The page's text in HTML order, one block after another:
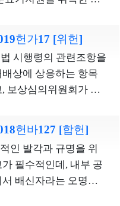
등원칙에 위반되지 않
공자등을 부양한 사
범위에서 제외하는 것
상호간의 희생분담 등
히 불합리한 차별이
하게 입양된 사후양자
력에서 차이가 없고,
두가 봉제사와 묘소
의 공헌과 희생을 기
토지사용의 대가로서
있다.
헌가17 [위헌]
시행령의 관련조항을
상에 상응하는 항목
보상심의위원회가 보
도 발견되지 아니한다.
대상조항은 정신적
이 이루어지지 않은
운동과 관련하여 사망
상이를 입은 자 또는
헌바127 [합헌]
인 발각과 규명을 위
필수적인데, 내부 공
배신자라는 오명을